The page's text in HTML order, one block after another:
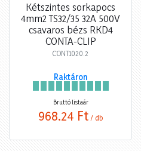
Kétszintes sorkapocs
4mm2 TS32/35 32A 500V
csavaros bézs RKD4
CONTA-CLIP
CONT1020.2
Raktáron
Bruttó listaár
968,24 Ft / db